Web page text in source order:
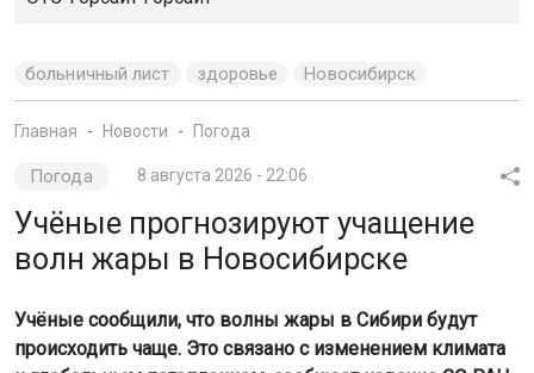
больничный лист здоровье Новосибирск
Главная Новости Погода
Погода 8 августа 2026 - 22:06
Учёные прогнозируют учащение
волн жары в Новосибирске
Учёные сообщили, что волны жары в Сибири будут
происходить чаще. Это связано с изменением климата